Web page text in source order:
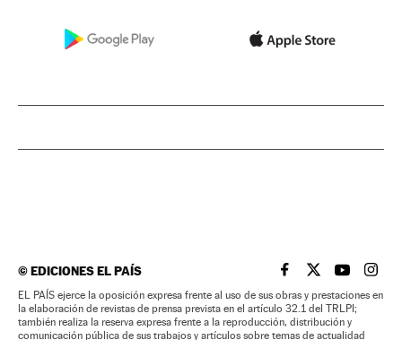
©EDICIONES EL PAÍS EL PAÍS BRASIL EN
EL PAÍSEL PAÍS
EL
EL PAÍS ejerce la oposición expresa frente al uso de sus obras y prestaciones en
la elaboración de revistas de prensa prevista en el artículo 32.1 del TRLPI;
también realiza la reserva expresa frente a la reproducción, distribución y
comunicación pública de sus trabajos y artículos sobre temas de actualidad